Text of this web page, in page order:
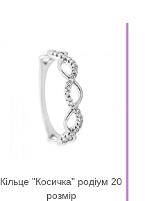
Кільце "Косичка" родіум 20
розмір